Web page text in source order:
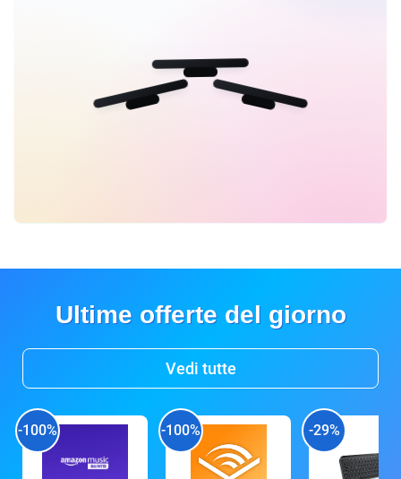
Ultime offerte del giorno
Vedi tutte
-100% -100% -29%